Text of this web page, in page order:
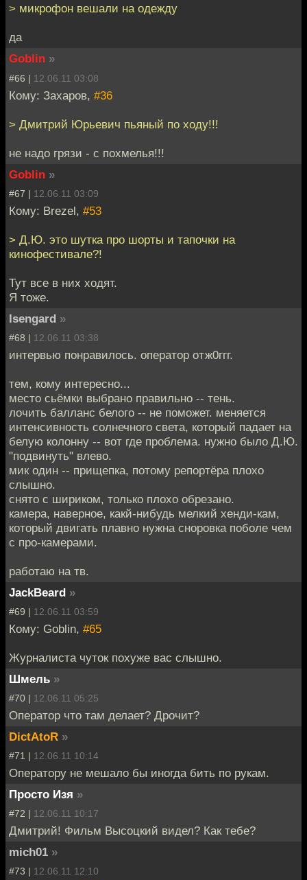
> микрофон вешали на одежду
да
Goblin »
#66 | 12.06.11 03:08
Кому: Захаров, #36
> Дмитрий Юрьевич пьяный по ходу!!!
не надо грязи - с похмелья!!!
Goblin »
#67 | 12.06.11 03:09
Кому: Brezel, #53
> Д.Ю. это шутка про шорты и тапочки на
кинофестивале?!
Тут все в них ходят.
Я тоже.
Isengard »
#68 | 12.06.11 03:38
интервью понравилось. оператор отж0ггг.
тем, кому интересно...
место сьёмки выбрано правильно -- тень.
лочить балланс белого -- не поможет. меняется
интенсивность солнечного света, который падает на
белую колонну -- вот где проблема. нужно было Д.Ю.
"подвинуть" влево.
мик один -- прищепка, потому репортёра плохо
слышно.
снято с шириком, только плохо обрезано.
камера, наверное, какй-нибудь мелкий хенди-кам,
который двигать плавно нужна сноровка поболе чем
с про-камерами.
работаю на тв.
JackBeard »
#69 | 12.06.11 03:59
Кому: Goblin, #65
Журналиста чуток похуже вас слышно.
Шмель »
#70 | 12.06.11 05:25
Оператор что там делает? Дрочит?
DictAtoR »
#71 | 12.06.11 10:14
Оператору не мешало бы иногда бить по рукам.
Просто Изя »
#72 | 12.06.11 10:17
Дмитрий! Фильм Высоцкий видел? Как тебе?
mich01 »
#73 | 12.06.11 12:10